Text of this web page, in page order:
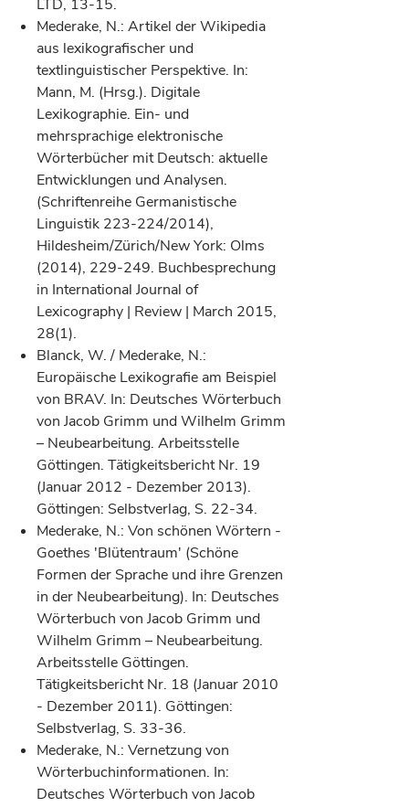
LTD, 13-15.
Mederake, N.: Artikel der Wikipedia
aus lexikografischer und
textlinguistischer Perspektive. In:
Mann, M. (Hrsg.). Digitale
Lexikographie. Ein- und
mehrsprachige elektronische
Wörterbücher mit Deutsch: aktuelle
Entwicklungen und Analysen.
(Schriftenreihe Germanistische
Linguistik 223-224/2014),
Hildesheim/Zürich/New York: Olms
(2014), 229-249. Buchbesprechung
in International Journal of
Lexicography | Review | March 2015,
28(1).
Blanck, W. / Mederake, N.:
Europäische Lexikografie am Beispiel
von BRAV. In: Deutsches Wörterbuch
von Jacob Grimm und Wilhelm Grimm
– Neubearbeitung. Arbeitsstelle
Göttingen. Tätigkeitsbericht Nr. 19
(Januar 2012 - Dezember 2013).
Göttingen: Selbstverlag, S. 22-34.
Mederake, N.: Von schönen Wörtern -
Goethes 'Blütentraum' (Schöne
Formen der Sprache und ihre Grenzen
in der Neubearbeitung). In: Deutsches
Wörterbuch von Jacob Grimm und
Wilhelm Grimm – Neubearbeitung.
Arbeitsstelle Göttingen.
Tätigkeitsbericht Nr. 18 (Januar 2010
- Dezember 2011). Göttingen:
Selbstverlag, S. 33-36.
Mederake, N.: Vernetzung von
Wörterbuchinformationen. In:
Deutsches Wörterbuch von Jacob